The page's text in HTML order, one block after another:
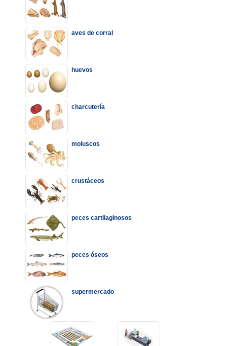
aves de corral
huevos
charcutería
moluscos
crustáceos
peces cartilaginosos
peces óseos
supermercado